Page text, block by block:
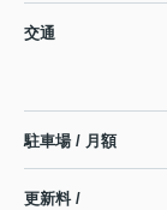
交通
駐車場 / 月額
更新料 /